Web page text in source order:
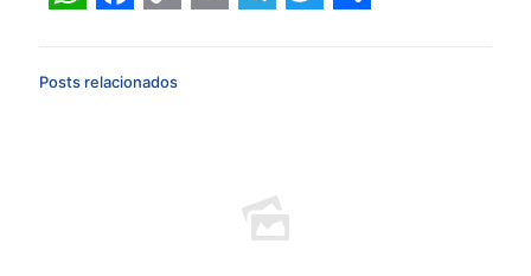
Link
Posts relacionados